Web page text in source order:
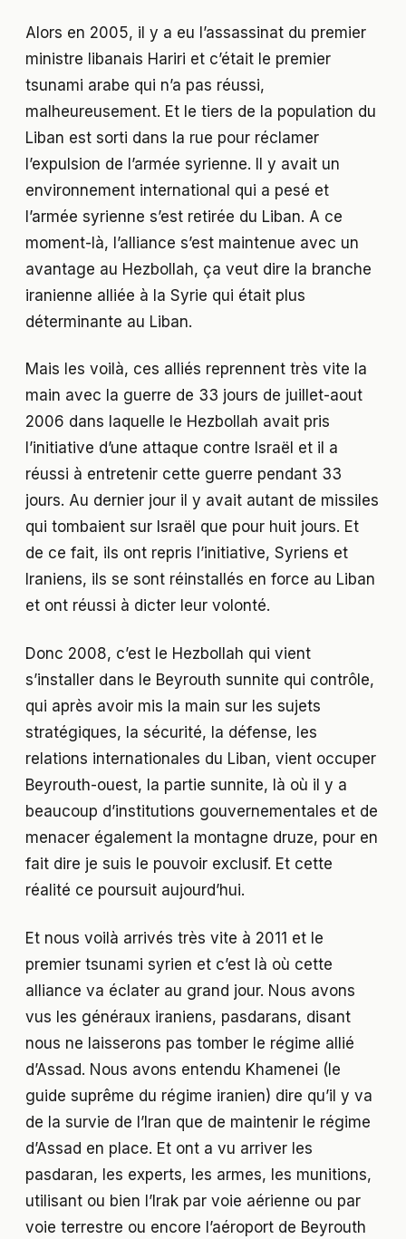
Alors en 2005, il y a eu l’assassinat du premier
ministre libanais Hariri et c’était le premier
tsunami arabe qui n’a pas réussi,
malheureusement. Et le tiers de la population du
Liban est sorti dans la rue pour réclamer
l’expulsion de l’armée syrienne. Il y avait un
environnement international qui a pesé et
l’armée syrienne s’est retirée du Liban. A ce
moment-là, l’alliance s’est maintenue avec un
avantage au Hezbollah, ça veut dire la branche
iranienne alliée à la Syrie qui était plus
déterminante au Liban.
Mais les voilà, ces alliés reprennent très vite la
main avec la guerre de 33 jours de juillet-aout
2006 dans laquelle le Hezbollah avait pris
l’initiative d’une attaque contre Israël et il a
réussi à entretenir cette guerre pendant 33
jours. Au dernier jour il y avait autant de missiles
qui tombaient sur Israël que pour huit jours. Et
de ce fait, ils ont repris l’initiative, Syriens et
Iraniens, ils se sont réinstallés en force au Liban
et ont réussi à dicter leur volonté.
Donc 2008, c’est le Hezbollah qui vient
s’installer dans le Beyrouth sunnite qui contrôle,
qui après avoir mis la main sur les sujets
stratégiques, la sécurité, la défense, les
relations internationales du Liban, vient occuper
Beyrouth-ouest, la partie sunnite, là où il y a
beaucoup d’institutions gouvernementales et de
menacer également la montagne druze, pour en
fait dire je suis le pouvoir exclusif. Et cette
réalité ce poursuit aujourd’hui.
Et nous voilà arrivés très vite à 2011 et le
premier tsunami syrien et c’est là où cette
alliance va éclater au grand jour. Nous avons
vus les généraux iraniens, pasdarans, disant
nous ne laisserons pas tomber le régime allié
d’Assad. Nous avons entendu Khamenei (le
guide suprême du régime iranien) dire qu’il y va
de la survie de l’Iran que de maintenir le régime
d’Assad en place. Et ont a vu arriver les
pasdaran, les experts, les armes, les munitions,
utilisant ou bien l’Irak par voie aérienne ou par
voie terrestre ou encore l’aéroport de Beyrouth